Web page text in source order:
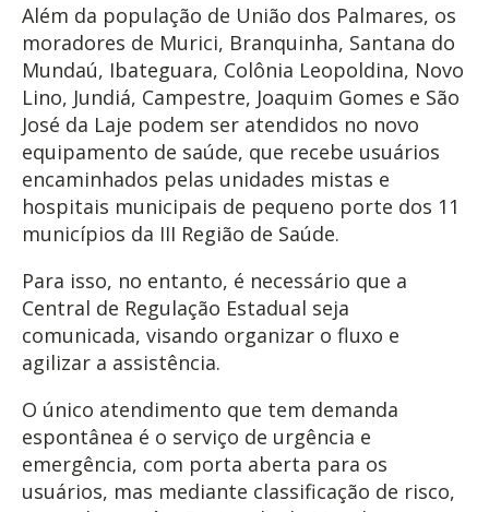
Além da população de União dos Palmares, os
moradores de Murici, Branquinha, Santana do
Mundaú, Ibateguara, Colônia Leopoldina, Novo
Lino, Jundiá, Campestre, Joaquim Gomes e São
José da Laje podem ser atendidos no novo
equipamento de saúde, que recebe usuários
encaminhados pelas unidades mistas e
hospitais municipais de pequeno porte dos 11
municípios da III Região de Saúde.
Para isso, no entanto, é necessário que a
Central de Regulação Estadual seja
comunicada, visando organizar o fluxo e
agilizar a assistência.
O único atendimento que tem demanda
espontânea é o serviço de urgência e
emergência, com porta aberta para os
usuários, mas mediante classificação de risco,